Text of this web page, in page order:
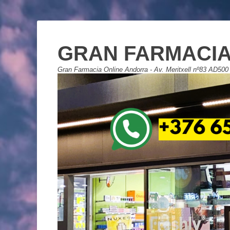
GRAN
Gran Farmacia Online Andorra - Av. Meritxell nº83